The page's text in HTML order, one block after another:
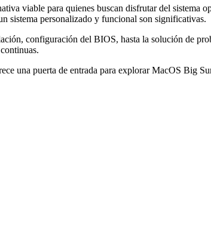
viable para quienes buscan disfrutar del sistema
sistema personalizado y funcional son significativas.
configuración del BIOS, hasta la solución de
una puerta de entrada para explorar MacOS Big